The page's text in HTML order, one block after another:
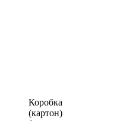
Коробка
(картон)